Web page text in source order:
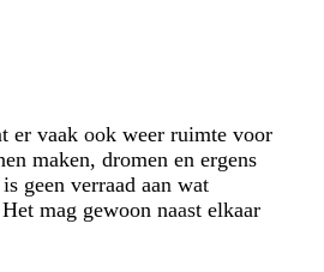
er vaak ook weer ruimte voor
maken, dromen en ergens
geen verraad aan wat
mag gewoon naast elkaar